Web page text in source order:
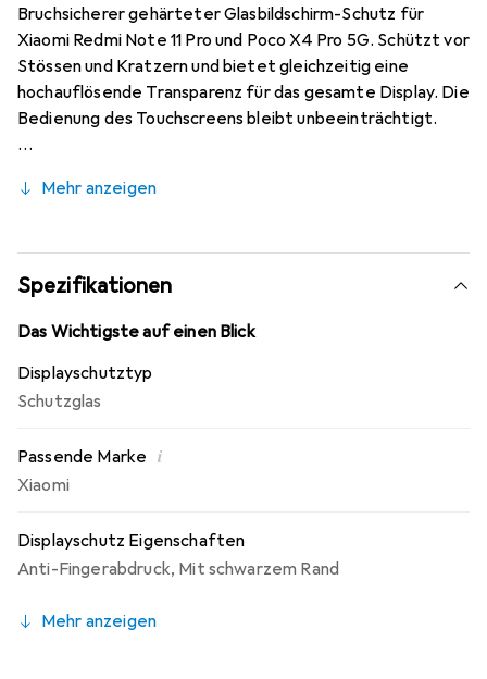
Bruchsicherer gehärteter Glasbildschirm-Schutz für
Xiaomi Redmi Note 11 Pro und Poco X4 Pro 5G. Schützt vor
Stössen und Kratzern und bietet gleichzeitig eine
hochauflösende Transparenz für das gesamte Display. Die
Bedienung des Touchscreens bleibt unbeeinträchtigt.
Mehr anzeigen
Spezifikationen
Das Wichtigste auf einen Blick
Displayschutztyp
Schutzglas
Passende Marke i
Xiaomi
Displayschutz Eigenschaften
Anti-Fingerabdruck, Mit schwarzem Rand
Mehr anzeigen